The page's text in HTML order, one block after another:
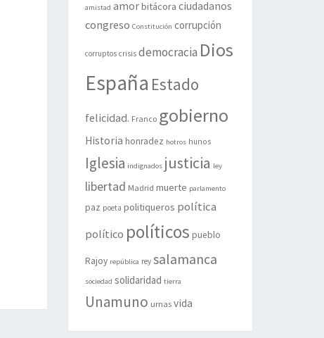
amistad amorbitácora ciudadanos
congreso Constitución corrupción
corruptos crisis democracia Dios
España Estado
felicidad. Franco gobierno
Historia honradez hotros hunos
Iglesia indignados justicia ley
libertad Madrid muerte parlamento
paz poeta politiqueros política
político políticos pueblo
Rajoy república rey salamanca
sociedad solidaridad tierra
Unamuno urnas vida